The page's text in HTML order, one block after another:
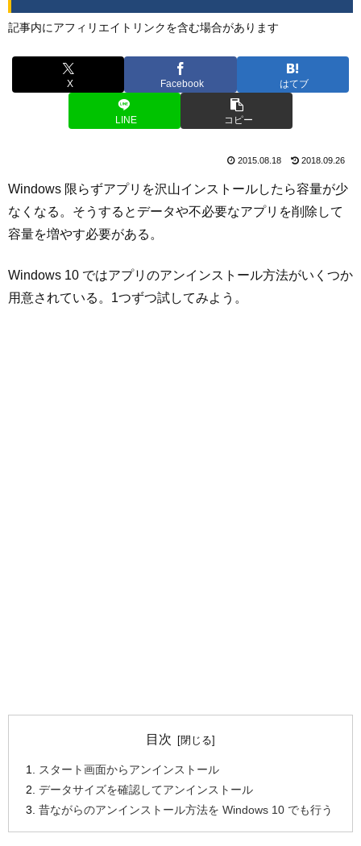
記事内にアフィリエイトリンクを含む場合があります
X Facebook はてブ
LINE コピー
2015.08.18 2018.09.26
Windows 限らずアプリを沢山インストールしたら容量が少
なくなる。そうするとデータや不必要なアプリを削除して
容量を増やす必要がある。
Windows 10 ではアプリのアンインストール方法がいくつか
用意されている。1つずつ試してみよう。
目次
スタート画面からアンインストール
データサイズを確認してアンインストール
昔ながらのアンインストール方法を Windows 10 でも行う